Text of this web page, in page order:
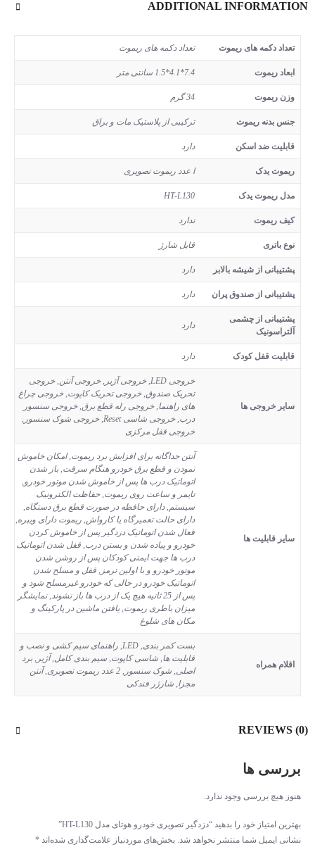
ADDITIONAL INFORMATION
تعداد دکمه های ریموت تعداد دکمه های ریموت
ابعاد ریموت 7.4*4.1*1.5 سانتی متر
وزن ریموت 34 گرم
جنس بدنه ریموت ترکیبی از پلاستیک مات و براق
قابلیت ضد اسکن دارد
ریموت یدک ا عدد ریموت تصویری
مدل ریموت یدک HT-L130
کیف ریموت ندارد
نوع باتری قابل شارژ
پشتیبانی از شیشه بالابر دارد
پشتیبانی از صندوق پران دارد
پشتیبانی از چشمی
آلتراسونیک
دارد
قابلیت قفل کودک دارد
سایر خروجی ها
خروجی LED, خروجی آژیر, خروجی آنتن, خروجی
تحریک صندوق, خروجی تحریک کاپوت, خروجی چراغ
های راهنما, خروجی رله قطع برق, خروجی سنسور
درب, خروجی شاسی Reset, خروجی شوک سنسور,
خروجی قفل مرکزی
سایر قابلیت ها
آنتن جداگانه برای افزایش برد ریموت, امکان خاموش
نمودن و قطع برق خودرو هنگام سرقت, باز شدن
اتوماتیک درب ها پس از خاموش شدن موتور خودرو,
تایمر و ساعت روی ریموت, حفاظت الکترونیک
سیستم, دارای حافظه در صورت قطع برق دستگاه,
دارای حالت تعمیرگاه یا کارواش, ریموت دارای ویبره,
فعال شدن اتوماتیک دزدگیر پس از خاموش کردن
خودرو و پیاده شدن و بستن درب, قفل شدن اتوماتیک
درب ها جهت ایمنی کودکان پس از روشن شدن
موتور خودرو و با اولین ترمز, قفل و مسلح شدن
اتوماتیک خودرو در حالی که خودرو غیرمسلح شود و
پس از 25 ثانیه هیچ یک از درب ها باز نشوند, نمایشگر
میزان باطری ریموت, یافتن ماشین در پارکینگ و
مکان های شلوغ
اقلام همراه
بست کمر بندی, LED, راهنمای سیم کشی و نصب و
قابلیت ها, شاسی کاپوت, سیم بندی کامل, آژیر, برد
اصلی, شوک سنسور, 2 عدد ریموت تصویری, آنتن
مجزا, شارژر فندکی
REVIEWS (0)
بررسی ها
هنوز هیچ بررسی وجود ندارد.
بهترین امتیاز خود را بدهید “دزدگیر تصویری خودرو هوتای مدل HT-L130”
نشانی ایمیل شما منتشر نخواهد شد. بخش‌های موردنیاز علامت‌گذاری شده‌اند *